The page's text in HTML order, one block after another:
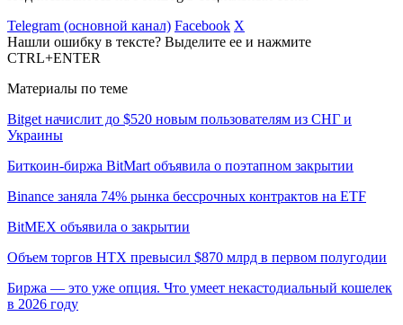
Telegram (основной канал) Facebook X
Нашли ошибку в тексте? Выделите ее и нажмите
CTRL+ENTER
Материалы по теме
Bitget начислит до $520 новым пользователям из СНГ и
Украины
Биткоин-биржа BitMart объявила о поэтапном закрытии
Binance заняла 74% рынка бессрочных контрактов на ETF
BitMEX объявила о закрытии
Объем торгов HTX превысил $870 млрд в первом полугодии
Биржа — это уже опция. Что умеет некастодиальный кошелек
в 2026 году